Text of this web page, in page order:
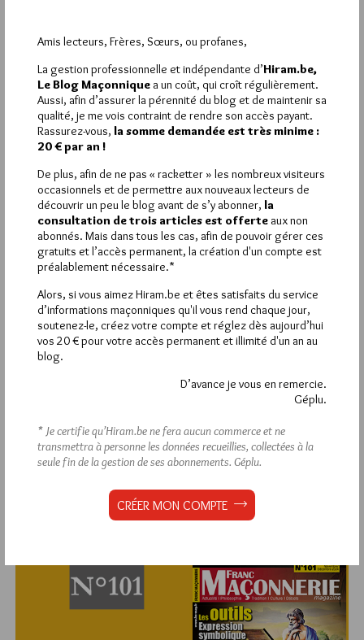
La rédaction de commentaires est
réservée aux abonnés.
Si vous souhaitez rédiger des
commentaires, vous devez :
VOUS INSCRIRE
Déjà inscrit(e) ?Connectez-vous
Hier jeudi 6 août 2026, Hiram.be a reçu1 672 visiteset
2 608 pagesont été lues (Source : Pirsch.io)
Amis lecteurs, Frères, Sœurs, ou profanes,
La gestion professionnelle et indépendante d’Hiram.be,
Le Blog Maçonnique a un coût, qui croît régulièrement.
Aussi, afin d’assurer la pérennité du blog et de maintenir sa
qualité, je me vois contraint de rendre son accès payant.
Rassurez-vous, la somme demandée est très minime :
20 € par an !
De plus, afin de ne pas « racketter » les nombreux visiteurs
occasionnels et de permettre aux nouveaux lecteurs de
découvrir un peu le blog avant de s’y abonner, la
consultation de trois articles est offerte aux non
abonnés. Mais dans tous les cas, afin de pouvoir gérer ces
gratuits et l’accès permanent, la création d'un compte est
préalablement nécessaire.*
Alors, si vous aimez Hiram.be et êtes satisfaits du service
d’informations maçonniques qu'il vous rend chaque jour,
soutenez-le, créez votre compte et réglez dès aujourd’hui
vos 20 € pour votre accès permanent et illimité d'un an au
blog.
D’avance je vous en remercie.
Géplu.
* Je certifie qu’Hiram.be ne fera aucun commerce et ne
transmettra à personne les données recueillies, collectées à la
seule fin de la gestion de ses abonnements. Géplu.
CRÉER MON COMPTE